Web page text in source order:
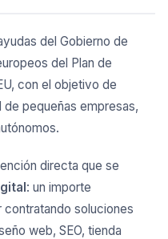
del Gobierno de
del Plan de
con el objetivo de
de pequeñas empresas,
directa que se
: un importe
soluciones
web, SEO, tienda